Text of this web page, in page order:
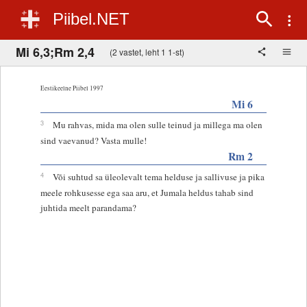
Piibel.NET
Mi 6,3;Rm 2,4 (2 vastet, leht 1 1-st)
Eestikeelne Piibel 1997
Mi 6
3
Mu rahvas, mida ma olen sulle teinud ja millega ma olen
sind vaevanud? Vasta mulle!
Rm 2
4
Või suhtud sa üleolevalt tema helduse ja sallivuse ja pika
meele rohkusesse ega saa aru, et Jumala heldus tahab sind
juhtida meelt parandama?